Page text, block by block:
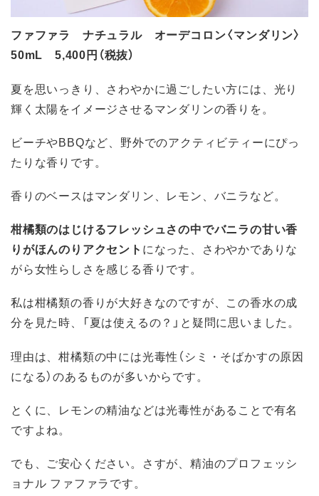
ファファラ ナチュラル オーデコロン〈マンダリン〉
50mL 5,400円（税抜）
夏を思いっきり、さわやかに過ごしたい方には、光り
輝く太陽をイメージさせるマンダリンの香りを。
ビーチやBBQなど、野外でのアクティビティーにぴっ
たりな香りです。
香りのベースはマンダリン、レモン、バニラなど。
柑橘類のはじけるフレッシュさの中でバニラの甘い香
りがほんのりアクセント になった、さわやかでありな
がら女性らしさを感じる香りです。
私は柑橘類の香りが大好きなのですが、この香水の成
分を見た時、「夏は使えるの？」と疑問に思いました。
理由は、柑橘類の中には光毒性（シミ・そばかすの原因
になる）のあるものが多いからです。
とくに、レモンの精油などは光毒性があることで有名
ですよね。
でも、ご安心ください。さすが、精油のプロフェッシ
ョナル ファファラです。